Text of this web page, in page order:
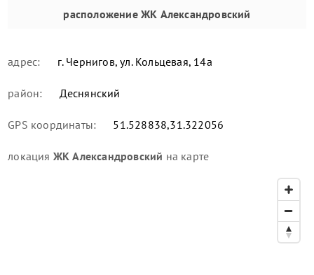
расположениеЖК Александровский
адрес: г. Чернигов, ул. Кольцевая, 14а
район: Деснянский
GPS координаты: 51.528838,31.322056
локация ЖК Александровский на карте